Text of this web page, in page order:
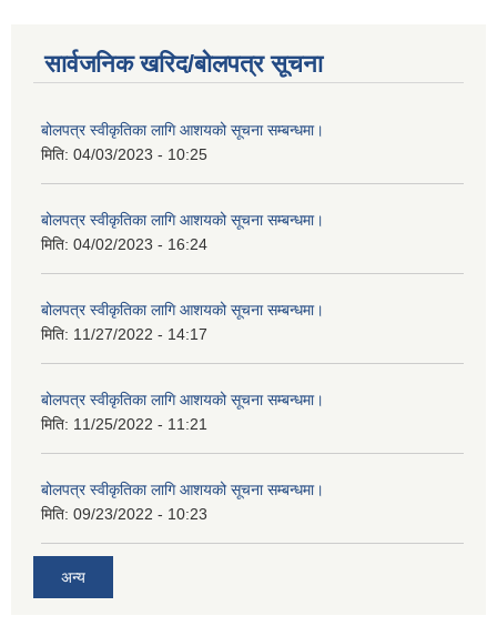
सार्वजनिक खरिद/बोलपत्र सूचना
बोलपत्र स्वीकृतिका लागि आशयको सूचना सम्बन्धमा।
मिति: 04/03/2023 - 10:25
बोलपत्र स्वीकृतिका लागि आशयको सूचना सम्बन्धमा।
मिति: 04/02/2023 - 16:24
बोलपत्र स्वीकृतिका लागि आशयको सूचना सम्बन्धमा।
मिति: 11/27/2022 - 14:17
बोलपत्र स्वीकृतिका लागि आशयको सूचना सम्बन्धमा।
मिति: 11/25/2022 - 11:21
बोलपत्र स्वीकृतिका लागि आशयको सूचना सम्बन्धमा।
मिति: 09/23/2022 - 10:23
अन्य